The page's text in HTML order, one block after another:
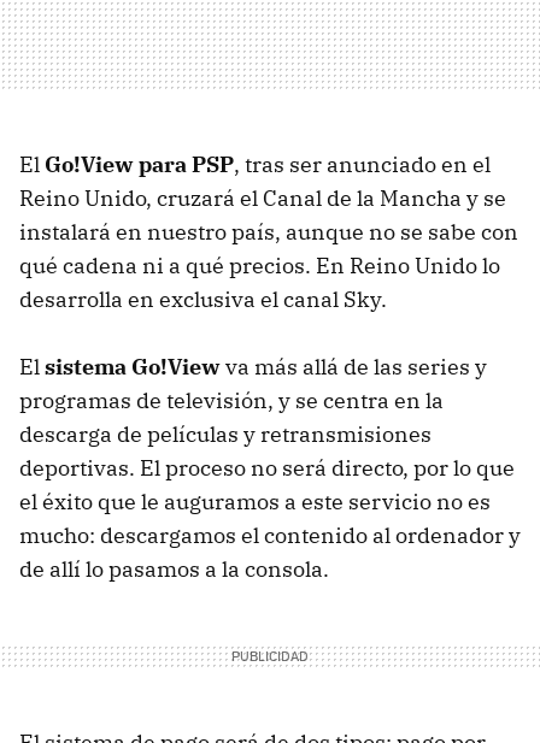
El Go!View para PSP, tras ser anunciado en el
Reino Unido, cruzará el Canal de la Mancha y se
instalará en nuestro país, aunque no se sabe con
qué cadena ni a qué precios. En Reino Unido lo
desarrolla en exclusiva el canal Sky.
Elsistema Go!Viewva más allá de las series y
programas de televisión, y se centra en la
descarga de películas y retransmisiones
deportivas. El proceso no será directo, por lo que
el éxito que le auguramos a este servicio no es
mucho: descargamos el contenido al ordenador y
de allí lo pasamos a la consola.